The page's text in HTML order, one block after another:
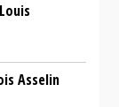
Asselin